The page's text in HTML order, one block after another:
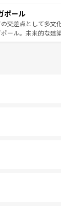
ほしい。
気候は一年中温暖
いる。親しみやす
そして多様な観光
を訪れても感動す
効率よく見どころ
から文化的な体験
ポール
交差点として多文
ール。未来的な建
カーズは地元の風